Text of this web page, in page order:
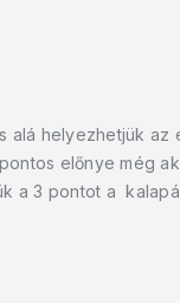
helyezhetjük az
előnye még
a 3 pontot a